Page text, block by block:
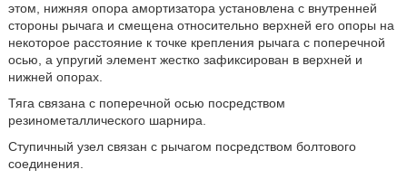
этом, нижняя опора амортизатора установлена с внутренней
стороны рычага и смещена относительно верхней его опоры на
некоторое расстояние к точке крепления рычага с поперечной
осью, а упругий элемент жестко зафиксирован в верхней и
нижней опорах.
Тяга связана с поперечной осью посредством
резинометаллического шарнира.
Ступичный узел связан с рычагом посредством болтового
соединения.